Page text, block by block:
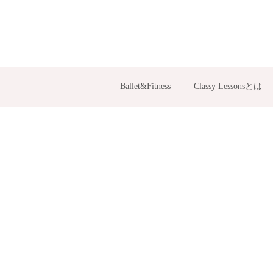
Ballet&Fitness Classy Lessonsとは